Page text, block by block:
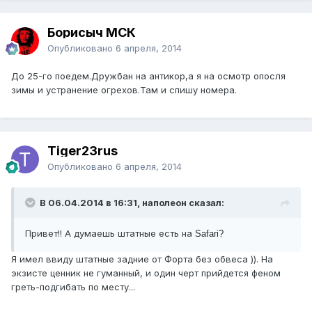
Борисыч МСК
Опубликовано 6 апреля, 2014
До 25-го поедем.Дружбан на антикор,а я на осмотр опосля
зимы и устранение огрехов.Там и спишу номера.
Tiger23rus
Опубликовано 6 апреля, 2014
В 06.04.2014 в 16:31, наполеон сказал:
Привет!! А думаешь штатные есть на Safari?
Я имел ввиду штатные задние от Форта без обвеса )). На
экзисте ценник не гуманный, и один черт прийдется феном
греть-подгибать по месту...